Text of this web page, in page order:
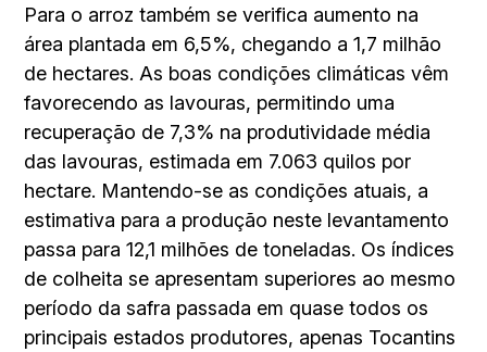
Para o arroz também se verifica aumento na
área plantada em 6,5%, chegando a 1,7 milhão
de hectares. As boas condições climáticas vêm
favorecendo as lavouras, permitindo uma
recuperação de 7,3% na produtividade média
das lavouras, estimada em 7.063 quilos por
hectare. Mantendo-se as condições atuais, a
estimativa para a produção neste levantamento
passa para 12,1 milhões de toneladas. Os índices
de colheita se apresentam superiores ao mesmo
período da safra passada em quase todos os
principais estados produtores, apenas Tocantins